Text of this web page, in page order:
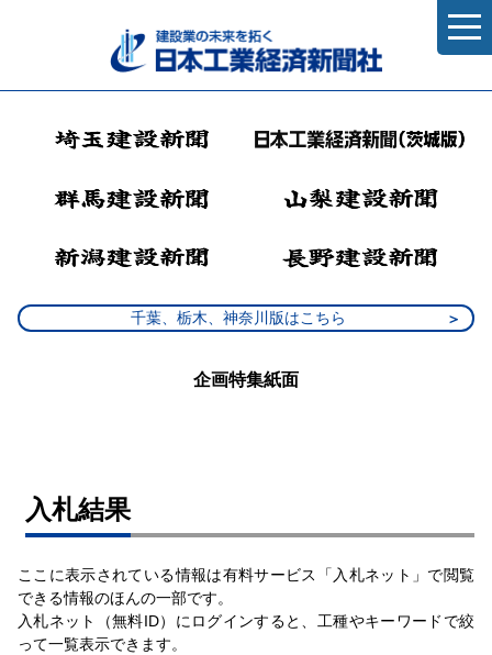
千葉、栃木、神奈川版はこちら
企画特集紙面
⼊札結果
ここに表示されている情報は有料サービス「入札ネット」で閲覧
できる情報のほんの一部です。
入札ネット（無料ID）にログインすると、工種やキーワードで絞
って一覧表示できます。